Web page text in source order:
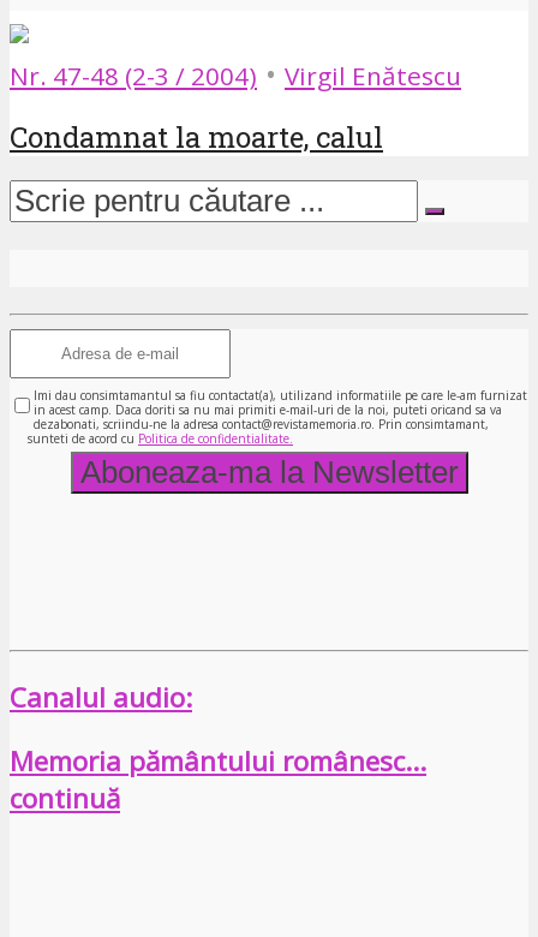
Nr. 47-48 (2-3 / 2004) • Virgil Enătescu
Condamnat la moarte, calul
Imi dau consimtamantul sa fiu contactat(a), utilizand informatiile pe care le-am furnizat
in acest camp. Daca doriti sa nu mai primiti e-mail-uri de la noi, puteti oricand sa va
dezabonati, scriindu-ne la adresa contact@revistamemoria.ro. Prin consimtamant,
sunteti de acord cu Politica de confidentialitate.
Canalul audio:
Memoria pământului românesc…
continuă